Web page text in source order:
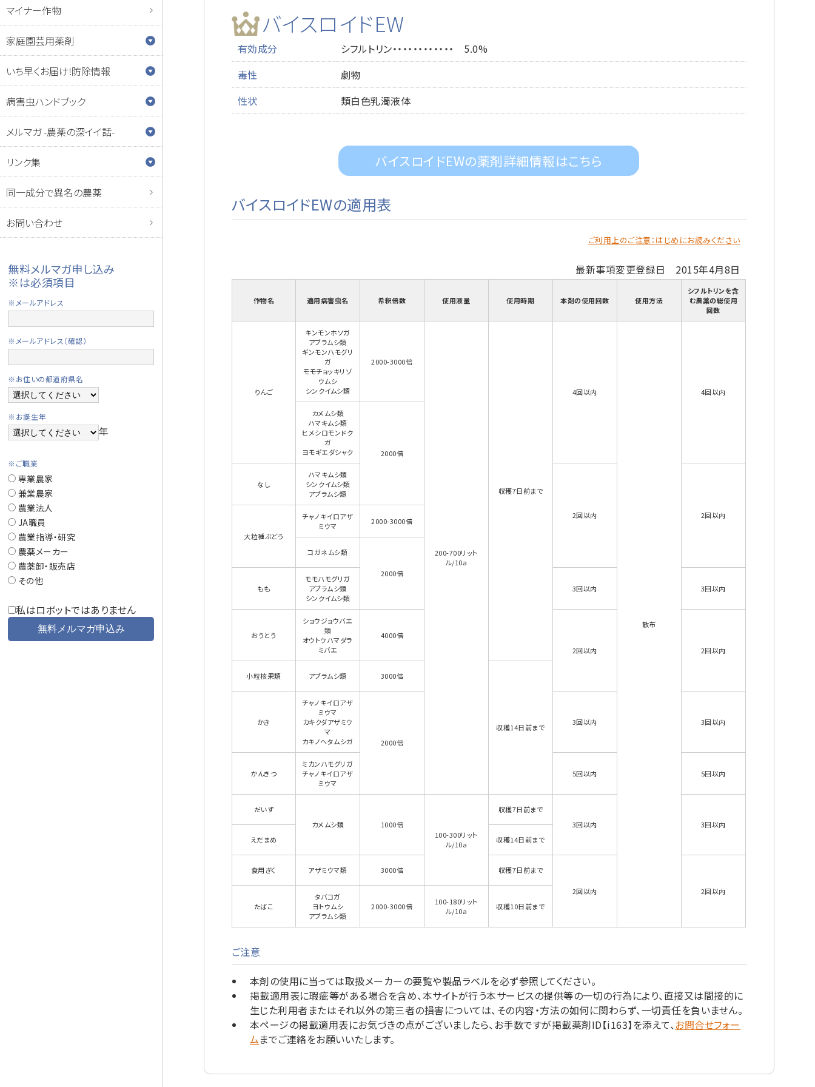
マイナー作物
家庭園芸用薬剤
いち早くお届け!防除情報
病害虫ハンドブック
メルマガ -農薬の深イイ話-
リンク集
同一成分で異名の農薬
お問い合わせ
無料メルマガ申し込み
※は必須項目
※メールアドレス
※メールアドレス（確認）
※お住いの都道府県名
※お誕生年
年
※ご職業
専業農家
兼業農家
農業法人
JA職員
農業指導・研究
農薬メーカー
農薬卸・販売店
その他
私はロボットではありません
バイスロイドEW
有効成分
シフルトリン・・・・・・・・・・・・ 5.0%
毒性
劇物
性状
類白色乳濁液体
バイスロイドEWの薬剤詳細情報はこちら
バイスロイドEWの適用表
ご利用上のご注意：はじめにお読みください
最新事項変更登録日 2015年4月8日
作物名 適用病害虫名 希釈倍数 使用液量 使用時期 本剤の使用回数 使用方法
シフルトリンを含
む農薬の総使用
回数
りんご
キンモンホソガ
アブラムシ類
ギンモンハモグリ
ガ
モモチョッキリゾ
ウムシ
シンクイムシ類
2000-3000倍
200-700リット
ル/10a
収穫7日前まで
4回以内
散布
4回以内
カメムシ類
ハマキムシ類
ヒメシロモンドク
ガ
ヨモギエダシャク
2000倍
なし
ハマキムシ類
シンクイムシ類
アブラムシ類
2回以内 2回以内
大粒種ぶどう
チャノキイロアザ
ミウマ
2000-3000倍
コガネムシ類
2000倍
もも
モモハモグリガ
アブラムシ類
シンクイムシ類
3回以内 3回以内
おうとう
ショウジョウバエ
類
オウトウハマダラ
ミバエ
4000倍
2回以内
2回以内
小粒核果類 アブラムシ類 3000倍
収穫14日前まで
かき
チャノキイロアザ
ミウマ
カキクダアザミウ
マ
カキノヘタムシガ
2000倍
3回以内 3回以内
かんきつ
ミカンハモグリガ
チャノキイロアザ
ミウマ
5回以内 5回以内
だいず
カメムシ類
1000倍
100-300リット
ル/10a
収穫7日前まで
3回以内
3回以内
えだまめ
収穫14日前まで
食用ぎく アザミウマ類 3000倍 収穫7日前まで
2回以内
2回以内
たばこ
タバコガ
ヨトウムシ
アブラムシ類
2000-3000倍
100-180リット
ル/10a
収穫10日前まで
ご注意
本剤の使用に当っては取扱メーカーの要覧や製品ラベルを必ず参照してください。
掲載適用表に瑕疵等がある場合を含め、本サイトが行う本サービスの提供等の一切の行為により、直接又は間接的に
生じた利用者またはそれ以外の第三者の損害については、その内容・方法の如何に関わらず、一切責任を負いません。
本ページの掲載適用表にお気づきの点がございましたら、お手数ですが掲載薬剤ID【i163】を添えて、お問合せフォー
ムまでご連絡をお願いいたします。